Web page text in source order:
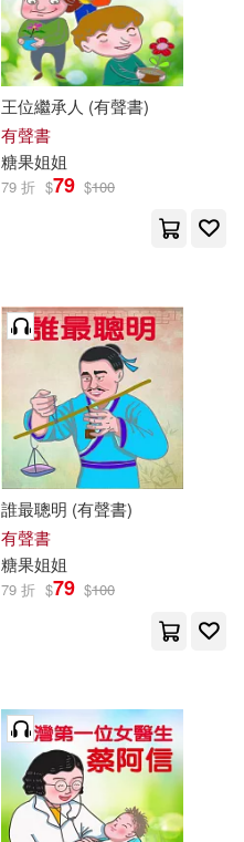
王位繼承人 (有聲書)
有聲書
糖果姐姐
79 折 $79 $100
誰最聰明 (有聲書)
有聲書
糖果姐姐
79 折 $79 $100